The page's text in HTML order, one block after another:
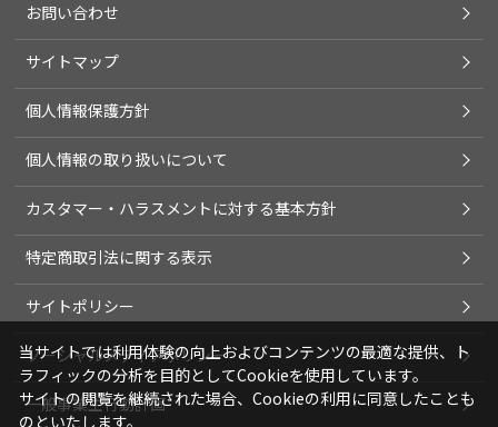
お問い合わせ
サイトマップ
個人情報保護方針
個人情報の取り扱いについて
カスタマー・ハラスメントに対する基本方針
特定商取引法に関する表示
サイトポリシー
ソーシャルメディアポリシー
一般事業主行動計画
当サイトでは利用体験の向上およびコンテンツの最適な提供、ト
ラフィックの分析を目的としてCookieを使用しています。
サイトの閲覧を継続された場合、Cookieの利用に同意したことも
のといたします。